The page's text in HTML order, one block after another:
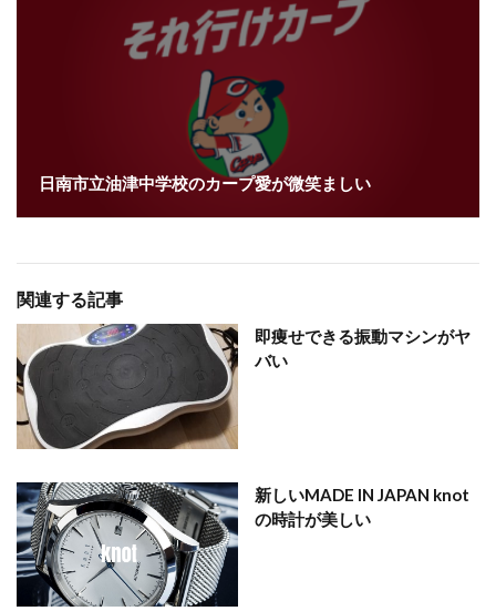
日南市立油津中学校のカープ愛が微笑ましい
関連する記事
即痩せできる振動マシンがヤ
バい
新しいMADE IN JAPAN knot
の時計が美しい